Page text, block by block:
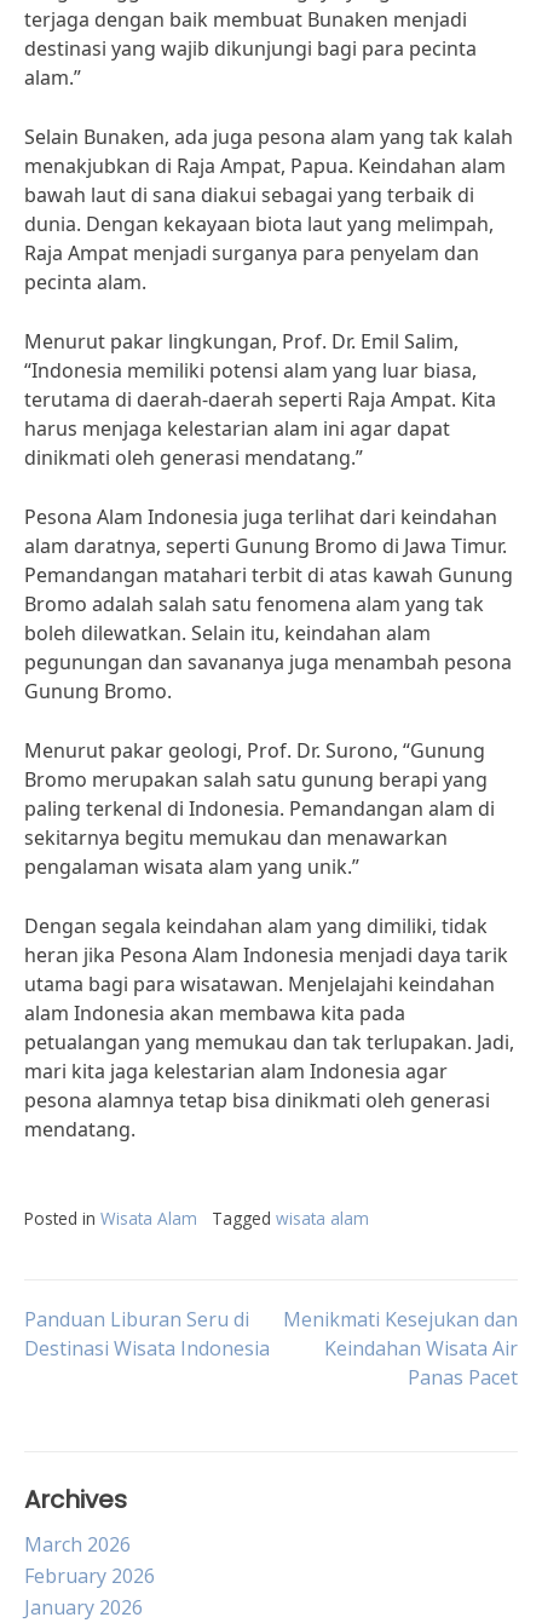
terjaga dengan baik membuat Bunaken menjadi
destinasi yang wajib dikunjungi bagi para pecinta
alam.”
Selain Bunaken, ada juga pesona alam yang tak kalah
menakjubkan di Raja Ampat, Papua. Keindahan alam
bawah laut di sana diakui sebagai yang terbaik di
dunia. Dengan kekayaan biota laut yang melimpah,
Raja Ampat menjadi surganya para penyelam dan
pecinta alam.
Menurut pakar lingkungan, Prof. Dr. Emil Salim,
“Indonesia memiliki potensi alam yang luar biasa,
terutama di daerah-daerah seperti Raja Ampat. Kita
harus menjaga kelestarian alam ini agar dapat
dinikmati oleh generasi mendatang.”
Pesona Alam Indonesia juga terlihat dari keindahan
alam daratnya, seperti Gunung Bromo di Jawa Timur.
Pemandangan matahari terbit di atas kawah Gunung
Bromo adalah salah satu fenomena alam yang tak
boleh dilewatkan. Selain itu, keindahan alam
pegunungan dan savananya juga menambah pesona
Gunung Bromo.
Menurut pakar geologi, Prof. Dr. Surono, “Gunung
Bromo merupakan salah satu gunung berapi yang
paling terkenal di Indonesia. Pemandangan alam di
sekitarnya begitu memukau dan menawarkan
pengalaman wisata alam yang unik.”
Dengan segala keindahan alam yang dimiliki, tidak
heran jika Pesona Alam Indonesia menjadi daya tarik
utama bagi para wisatawan. Menjelajahi keindahan
alam Indonesia akan membawa kita pada
petualangan yang memukau dan tak terlupakan. Jadi,
mari kita jaga kelestarian alam Indonesia agar
pesona alamnya tetap bisa dinikmati oleh generasi
mendatang.
Posted in Wisata Alam Tagged wisata alam
Post
Panduan Liburan Seru di
Destinasi Wisata Indonesia
Menikmati Kesejukan dan
Keindahan Wisata Air
Panas Pacet
Archives
March 2026
February 2026
January 2026